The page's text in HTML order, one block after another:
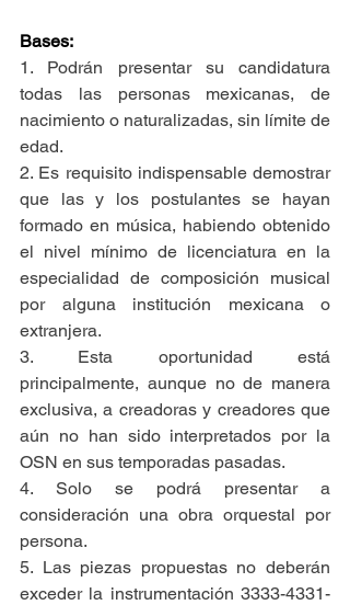
Bases:
1. Podrán presentar su candidatura
todas las personas mexicanas, de
nacimiento o naturalizadas, sin límite de
edad.
2. Es requisito indispensable demostrar
que las y los postulantes se hayan
formado en música, habiendo obtenido
el nivel mínimo de licenciatura en la
especialidad de composición musical
por alguna institución mexicana o
extranjera.
3. Esta oportunidad está
principalmente, aunque no de manera
exclusiva, a creadoras y creadores que
aún no han sido interpretados por la
OSN en sus temporadas pasadas.
4. Solo se podrá presentar a
consideración una obra orquestal por
persona.
5. Las piezas propuestas no deberán
exceder la instrumentación 3333-4331-